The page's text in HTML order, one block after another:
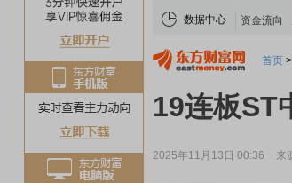
数据中心 资金流向
首页 >
19连板ST
2025年11月13日 00:36 来